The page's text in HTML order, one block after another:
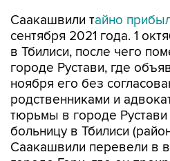
Саакашвили тайно
сентября 2021 года. 1
в Тбилиси, после чего
городе Рустави, где
ноября его без
родственниками и
тюрьмы в городе
больницу в Тбилиси
Саакашвили перевели в